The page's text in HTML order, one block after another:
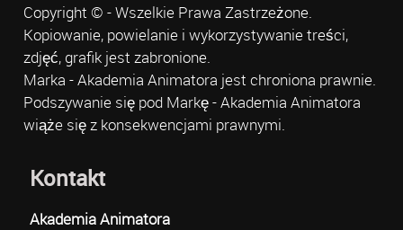
Copyright © - Wszelkie Prawa Zastrzeżone.
Kopiowanie, powielanie i wykorzystywanie treści,
zdjęć, grafik jest zabronione.
Marka - Akademia Animatora jest chroniona prawnie.
Podszywanie się pod Markę - Akademia Animatora
wiąże się z konsekwencjami prawnymi.
Kontakt
Akademia Animatora